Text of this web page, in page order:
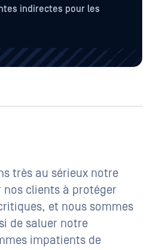
indirectes pour les
très au sérieux notre
clients à protéger
et nous sommes
de saluer notre
impatients de